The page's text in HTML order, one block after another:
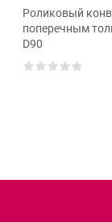
Роликовый
поперечным
D90